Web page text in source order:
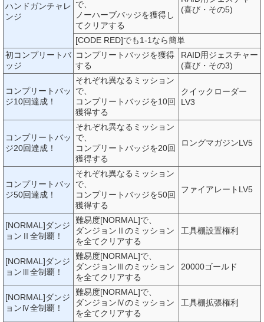
ハンドガンチャレ
ンジ
で、
ノーハーブバッジを獲得し
てクリアする
(喜び・その5)
[CODE RED]でも1-1なら簡単
初コンプリートバ
ッジ
コンプリートバッジを獲得
する
RAID用ジェスチャー
(喜び・その3)
コンプリートバッ
ジ10回達成！
それぞれ異なるミッション
で、
コンプリートバッジを10回
獲得する
クイックローダー
LV3
コンプリートバッ
ジ20回達成！
それぞれ異なるミッション
で、
コンプリートバッジを20回
獲得する
ロングマガジンLV5
コンプリートバッ
ジ50回達成！
それぞれ異なるミッション
で、
コンプリートバッジを50回
獲得する
ファイアレートLV5
[NORMAL]ダンジ
ョンⅡ全制覇！
難易度[NORMAL]で、
ダンジョンⅡのミッション
を全てクリアする
工具棚設置権利
[NORMAL]ダンジ
ョンⅢ全制覇！
難易度[NORMAL]で、
ダンジョンⅢのミッション
を全てクリアする
20000ゴールド
[NORMAL]ダンジ
ョンⅣ全制覇！
難易度[NORMAL]で、
ダンジョンⅣのミッション
を全てクリアする
工具棚拡張権利